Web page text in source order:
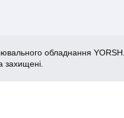
обладнання YORSH.
захищені.